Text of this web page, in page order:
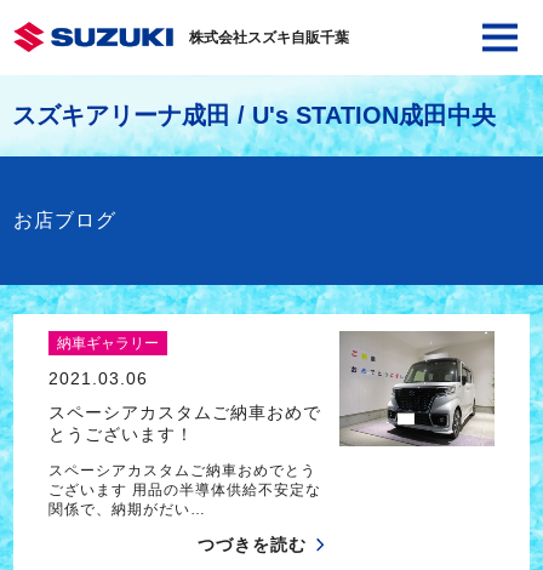
株式会社スズキ自販千葉
スズキアリーナ成田 / U's STATION成田中央
お店ブログ
納車ギャラリー
2021.03.06
スペーシアカスタムご納車おめで
とうございます！
スペーシアカスタムご納車おめでとう
ございます 用品の半導体供給不安定な
関係で、納期がだい…
つづきを読む